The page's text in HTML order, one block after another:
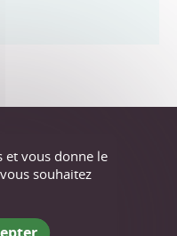
et vous donne le
souhaitez